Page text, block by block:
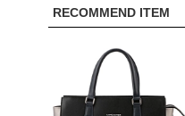
RECOMMEND ITEM